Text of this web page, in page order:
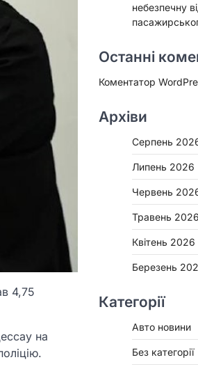
4,75
на
небезпечну
Останні
Коментатор
Архіви
Серпень
Липень 2026
Червень
Травень 2026
Квітень 2026
Березень
Категорії
Авто новини
Без категорії